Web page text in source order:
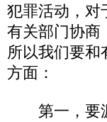
犯罪活动，对
有关部门协商
所以我们要和
方面：
第一，要源